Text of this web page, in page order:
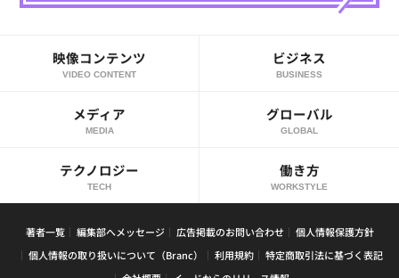
映像コンテンツ
VIDEO CONTENT
ビジネス
BUSINESS
メディア
MEDIA
グローバル
GLOBAL
テクノロジー
TECH
働き方
WORKSTYLE
著者一覧 編集部へメッセージ 広告掲載のお問い合わせ
個人情報保護方針
個人情報の取り扱いについて（Branc）
利用規約
特定商取引法に基づく表記